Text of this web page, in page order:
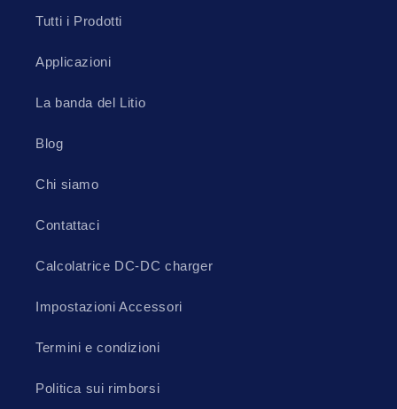
Tutti i Prodotti
Applicazioni
La banda del Litio
Blog
Chi siamo
Contattaci
Calcolatrice DC-DC charger
Impostazioni Accessori
Termini e condizioni
Politica sui rimborsi